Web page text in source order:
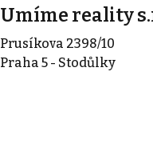
Umíme reality
Prusíkova 2398/10
Praha 5 - Stodůlky